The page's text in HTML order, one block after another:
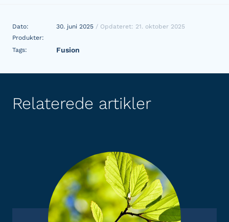
Dato: 30. juni 2025 / Opdateret: 21. oktober 2025
Produkter:
Tags:
Fusion
Relaterede artikler